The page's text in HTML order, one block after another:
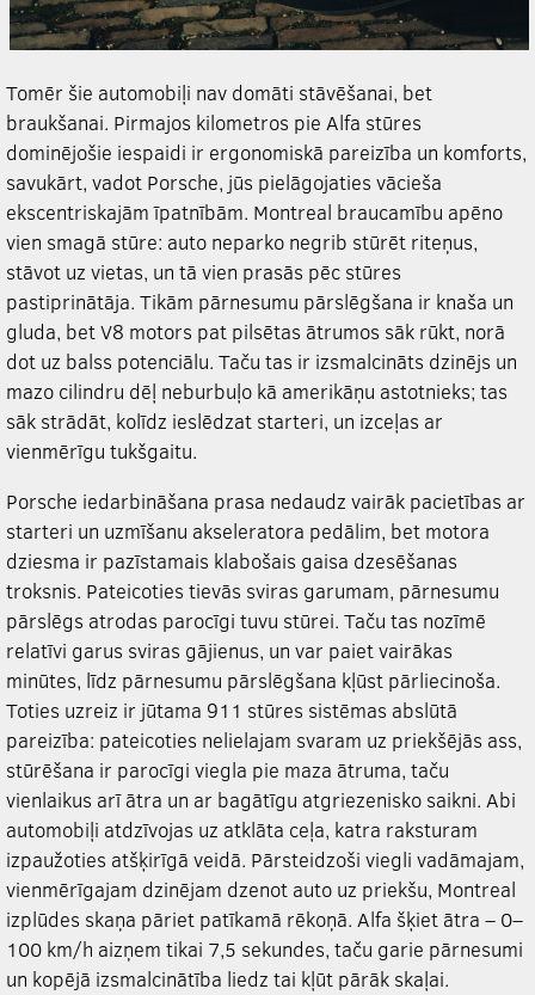
Tomēr šie automobiļi nav domāti stāvēšanai, bet
braukšanai. Pirmajos kilometros pie Alfa stūres
dominējošie iespaidi ir ergonomiskā pareizība un komforts,
savukārt, vadot Porsche, jūs pielāgojaties vācieša
ekscentriskajām īpatnībām. Montreal braucamību apēno
vien smagā stūre: auto neparko negrib stūrēt riteņus,
stāvot uz vietas, un tā vien prasās pēc stūres
pastiprinātāja. Tikām pārnesumu pārslēgšana ir knaša un
gluda, bet V8 motors pat pilsētas ātrumos sāk rūkt, norā
dot uz balss potenciālu. Taču tas ir izsmalcināts dzinējs un
mazo cilindru dēļ neburbuļo kā amerikāņu astotnieks; tas
sāk strādāt, kolīdz ieslēdzat starteri, un izceļas ar
vienmērīgu tukšgaitu.
Porsche iedarbināšana prasa nedaudz vairāk pacietības ar
starteri un uzmīšanu akseleratora pedālim, bet motora
dziesma ir pazīstamais klabošais gaisa dzesēšanas
troksnis. Pateicoties tievās sviras garumam, pārnesumu
pārslēgs atrodas parocīgi tuvu stūrei. Taču tas nozīmē
relatīvi garus sviras gājienus, un var paiet vairākas
minūtes, līdz pārnesumu pārslēgšana kļūst pārliecinoša.
Toties uzreiz ir jūtama 911 stūres sistēmas abslūtā
pareizība: pateicoties nelielajam svaram uz priekšējās ass,
stūrēšana ir parocīgi viegla pie maza ātruma, taču
vienlaikus arī ātra un ar bagātīgu atgriezenisko saikni. Abi
automobiļi atdzīvojas uz atklāta ceļa, katra raksturam
izpaužoties atšķirīgā veidā. Pārsteidzoši viegli vadāmajam,
vienmērīgajam dzinējam dzenot auto uz priekšu, Montreal
izplūdes skaņa pāriet patīkamā rēkoņā. Alfa šķiet ātra – 0–
100 km/h aizņem tikai 7,5 sekundes, taču garie pārnesumi
un kopējā izsmalcinātība liedz tai kļūt pārāk skaļai.